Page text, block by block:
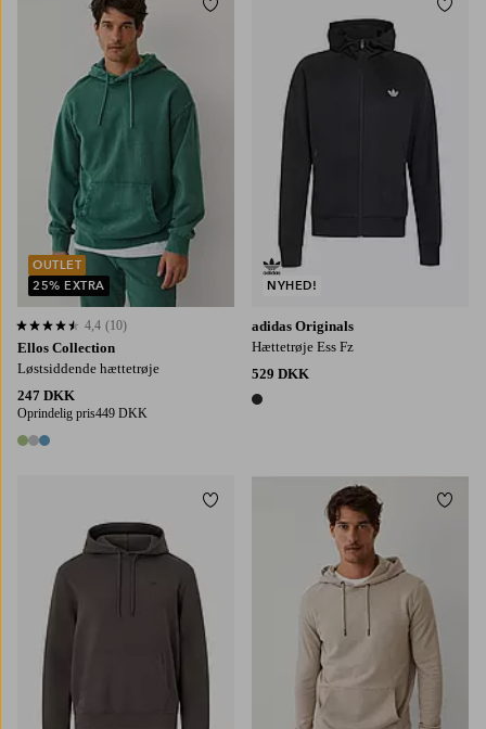
Ellos Collection
Løstsiddende hættetrøje
247 DKK
Oprindelig pris449 DKK
3 farver
4,4 baseret på 10 bedømmelser
4,4 (10)
OUTLET
25% EXTRA
Tilføj til favoritter
adidas Originals
Hættetrøje Ess Fz
529 DKK
1 farve
NYHED!
Tilføj til favoritter